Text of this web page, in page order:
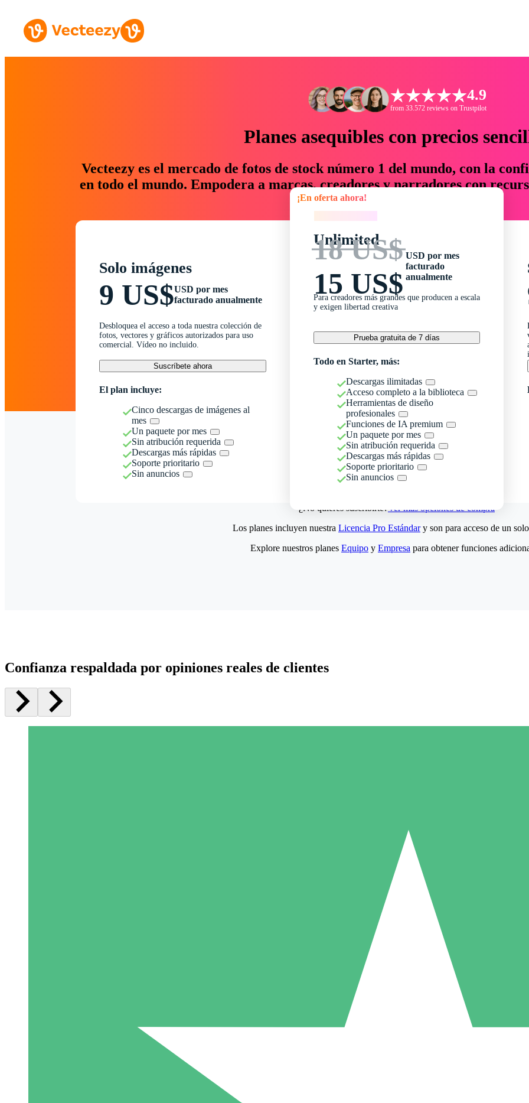
4.9
from 33.572 reviews on Trustpilot
Planes asequibles con precios
Vecteezy es el mercado de fotos de stock número 1 del mundo, con la
en todo el mundo. Empodera a marcas, creadores y narradores con
un 76 % en tiempo y presupuesto.
Solo imágenes
9 US$USD por mes
facturado anualmente
Desbloquea el acceso a toda nuestra colección de
fotos, vectores y gráficos autorizados para uso
comercial. Vídeo no incluido.
Suscríbete ahora
El plan incluye:
Cinco descargas de imágenes al
mes
Un paquete por mes
Sin atribución requerida
Descargas más rápidas
Soporte prioritario
Sin anuncios
¡En oferta ahora!
Unlimited
18 US$
15 US$
USD por mes
facturado
anualmente
Para creadores más grandes que producen a escala
y exigen libertad creativa
Prueba gratuita de 7 días
Todo en Starter, más:
Descargas ilimitadas
Acceso completo a la biblioteca
Herramientas de diseño
profesionales
Funciones de IA premium
Un paquete por mes
Sin atribución requerida
Descargas más rápidas
Soporte prioritario
Sin anuncios
¿No quieres suscribirte?Ver más opciones de compra
5 Descargas
15
Los planes incluyen nuestra Licencia Pro Estándary son para acceso de un
Explore nuestros planes Equipo y Empresa para obtener funciones
Confianza respaldada por opiniones reales de clientes